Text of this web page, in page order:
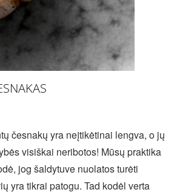
česnakų yra neįtikėtinai lengva, o jų
visiškai neribotos! Mūsų praktika
jog šaldytuve nuolatos turėti
yra tikrai patogu. Tad kodėl verta